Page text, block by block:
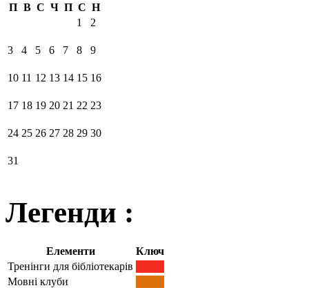
П В С Ч П С Н
1
2
3 4 5 6 7 8 9
10 11 12 13 14 15 16
17 18 19 20 21 22 23
24 25 26 27 28 29 30
31
Легенди :
Елементи
Ключ
Тренінги для бібліотекарів
Мовні клуби